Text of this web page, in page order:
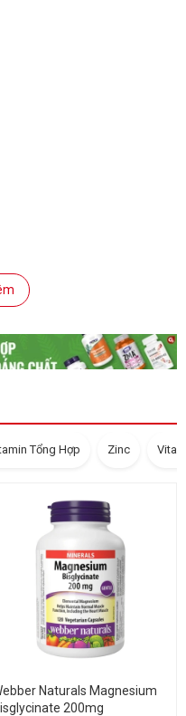
Tổng Hợp Zinc
Naturals Magnesium
200mg